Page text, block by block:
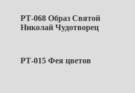
РТ-068 Образ Святой
Николай Чудотворец
РТ-015 Фея цветов